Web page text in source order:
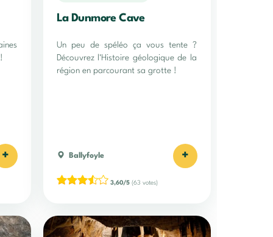
+
La Dunmore Cave
Un peu de spéléo ça vous tente ?
Découvrez l'Histoire géologique de la
région en parcourant sa grotte !
Ballyfoyle +
3,60/5(63 votes)